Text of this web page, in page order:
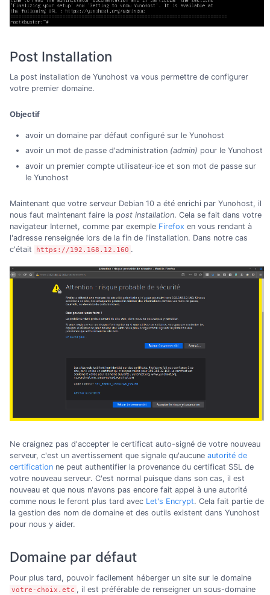
Post Installation
La post installation de Yunohost va vous permettre de configurer
votre premier domaine.
Objectif
avoir un domaine par défaut configuré sur le Yunohost
avoir un mot de passe d'administration (admin) pour le Yunohost
avoir un premier compte utilisateur·ice et son mot de passe sur
le Yunohost
Maintenant que votre serveur Debian 10 a été enrichi par Yunohost, il
nous faut maintenant faire la post installation. Cela se fait dans votre
navigateur Internet, comme par exemple Firefox en vous rendant à
l'adresse renseignée lors de la fin de l'installation. Dans notre cas
c'était
https://192.168.12.160 .
Ne craignez pas d'accepter le certificat auto-signé de votre nouveau
serveur, c'est un avertissement que signale qu'aucune autorité de
certification ne peut authentifier la provenance du certificat SSL de
votre nouveau serveur. C'est normal puisque dans son cas, il est
nouveau et que nous n'avons pas encore fait appel à une autorité
comme nous le feront plus tard avec Let's Encrypt. Cela fait partie de
la gestion des nom de domaine et des outils existent dans Yunohost
pour nous y aider.
Domaine par défaut
Pour plus tard, pouvoir facilement héberger un site sur le domaine
votre-choix.etc , il est préférable de renseigner un sous-domaine